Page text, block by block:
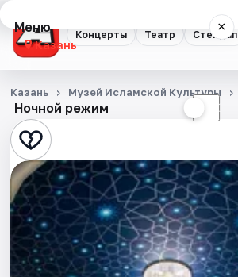
Концерты Театр Стендап
Меню ×
Казань
Концерты
Театр
Стендап
Выставки
Квесты
Экскурсии
Ночной режим ☾
Казань Музей Исламской Культуры